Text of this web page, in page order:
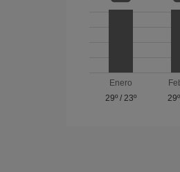
Enero
29º/ 23º
29º